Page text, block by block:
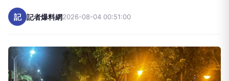
記 記者爆料網2026-08-04 00:51:00